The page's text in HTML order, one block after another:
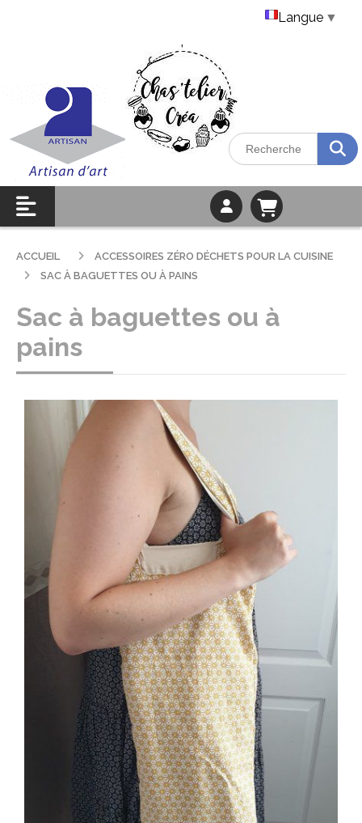
ACCUEIL
ACCESSOIRES ZÉRO DÉCHETS POUR LA CUISINE
SAC À BAGUETTES OU À PAINS
Sac à baguettes ou à
pains
Langue ▼